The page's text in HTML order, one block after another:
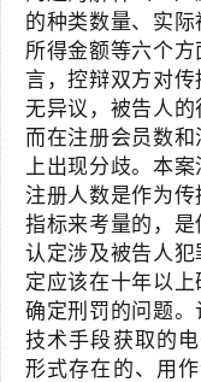
的种类数量、实
所得金额等六个
言，控辩双方对
无异议，被告人的
而在注册会员数
上出现分歧。本
注册人数是作为
指标来考量的，
认定涉及被告人
定应该在十年以
确定刑罚的问题
技术手段获取的
形式存在的、用